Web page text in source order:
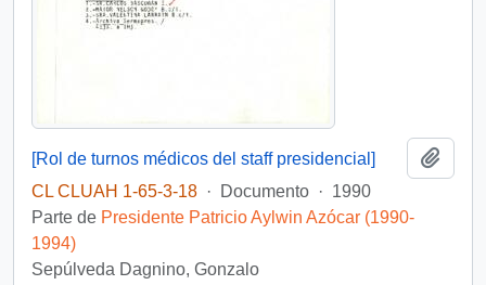
[Rol de turnos médicos del staff presidencial]
CL CLUAH 1-65-3-18 · Documento · 1990
Parte de Presidente Patricio Aylwin Azócar (1990-
1994)
Sepúlveda Dagnino, Gonzalo